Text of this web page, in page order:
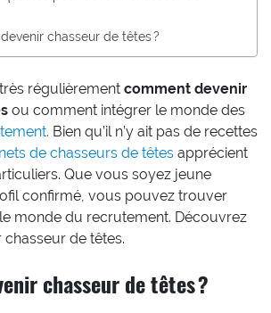
chasseur de têtes ?
régulièrement comment devenir
ou comment intégrer le monde des
Bien qu’il n’y ait pas de recettes
de chasseurs de têtes apprécient
Que vous soyez jeune
confirmé, vous pouvez trouver
monde du recrutement. Découvrez
de têtes.
chasseur de têtes ?